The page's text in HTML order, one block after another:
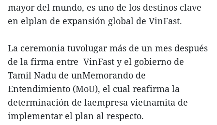
mayor del mundo, es uno de los destinos clave
en elplan de expansión global de VinFast.
La ceremonia tuvolugar más de un mes después
de la firma entre VinFast y el gobierno de
Tamil Nadu de unMemorando de
Entendimiento (MoU), el cual reafirma la
determinación de laempresa vietnamita de
implementar el plan al respecto.